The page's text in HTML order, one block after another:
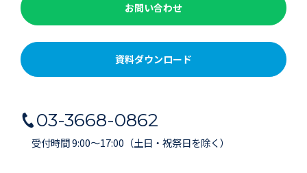
お問い合わせ
資料ダウンロード
03-3668-0862
受付時間 9:00～17:00（土日・祝祭日を除く）